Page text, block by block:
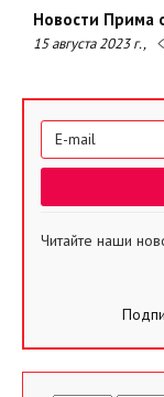
Новости Прима
15 августа 2023 г.,
Читайте наши